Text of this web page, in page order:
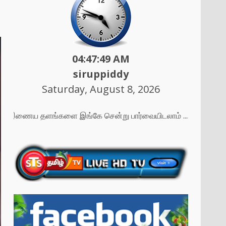
04:47:51 AM
siruppiddy
Saturday, August 8, 2026
இணைய தளங்களை இங்கே சென்று பார்வையிடலாம் ....